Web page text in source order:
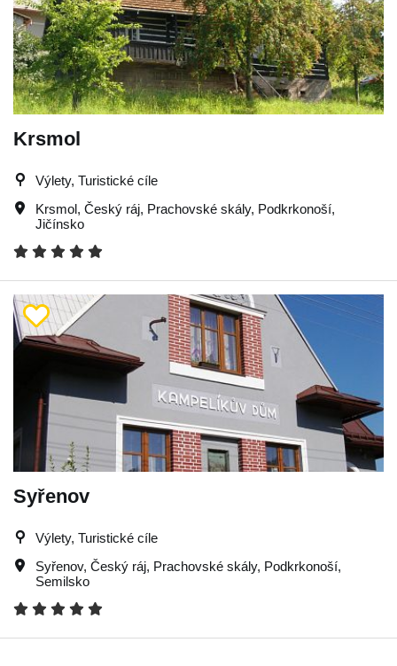
Krsmol
Výlety, Turistické cíle
Krsmol, Český ráj, Prachovské skály, Podkrkonoší,
Jičínsko
Syřenov
Výlety, Turistické cíle
Syřenov, Český ráj, Prachovské skály, Podkrkonoší,
Semilsko